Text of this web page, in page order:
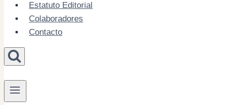
Estatuto Editorial
Colaboradores
Contacto